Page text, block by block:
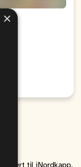
til iNordkapp.
×